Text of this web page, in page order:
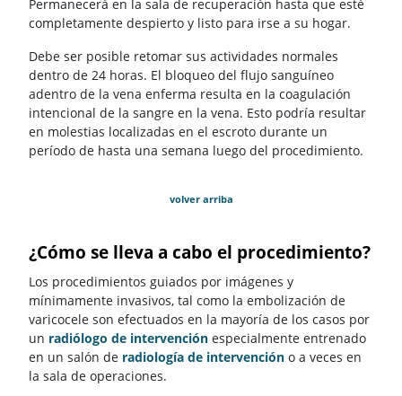
Permanecerá en la sala de recuperación hasta que esté
completamente despierto y listo para irse a su hogar.
Debe ser posible retomar sus actividades normales
dentro de 24 horas. El bloqueo del flujo sanguíneo
adentro de la vena enferma resulta en la coagulación
intencional de la sangre en la vena. Esto podría resultar
en molestias localizadas en el escroto durante un
período de hasta una semana luego del procedimiento.
volver arriba
¿Cómo se lleva a cabo el procedimiento?
Los procedimientos guiados por imágenes y
mínimamente invasivos, tal como la embolización de
varicocele son efectuados en la mayoría de los casos por
un radiólogo de intervención especialmente entrenado
en un salón de radiología de intervención o a veces en
la sala de operaciones.